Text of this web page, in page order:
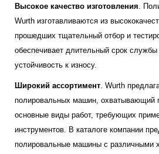
Высокое качество изготовления.
Wurth изготавливаются из
прошедших тщательный отбор и
обеспечивает длительный срок
устойчивость к износу.
Широкий ассортимент. Wurth
полировальных машин, охватывающий
основные виды работ, требующих
инструментов. В каталоге компании
полировальные машины с различными